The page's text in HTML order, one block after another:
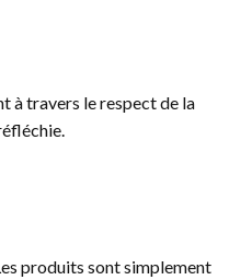
à travers le respect de la
produits sont simplement